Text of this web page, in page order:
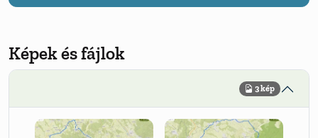
Képek és fájlok
3 kép